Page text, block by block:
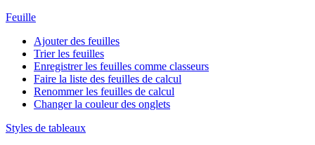
Feuille
Ajouter des feuilles
Trier les feuilles
Enregistrer les feuilles comme classeurs
Faire la liste des feuilles de calcul
Renommer les feuilles de calcul
Changer la couleur des onglets
Styles de tableaux